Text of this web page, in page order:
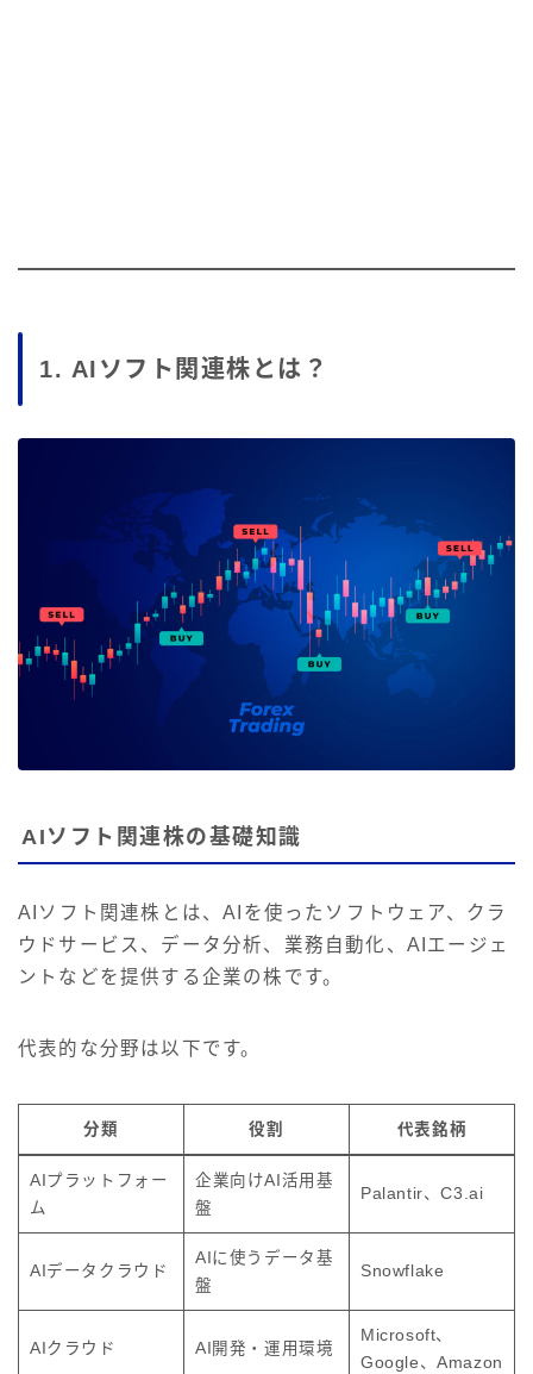
1. AIソフト関連株とは？
AIソフト関連株の基礎知識
AIソフト関連株とは、AIを使ったソフトウェア、クラ
ウドサービス、データ分析、業務自動化、AIエージェ
ントなどを提供する企業の株です。
代表的な分野は以下です。
分類 役割 代表銘柄
AIプラットフォー
ム
企業向けAI活用基
盤
Palantir、C3.ai
AIデータクラウド
AIに使うデータ基
盤
Snowflake
AIクラウド AI開発・運用環境
Microsoft、
Google、Amazon